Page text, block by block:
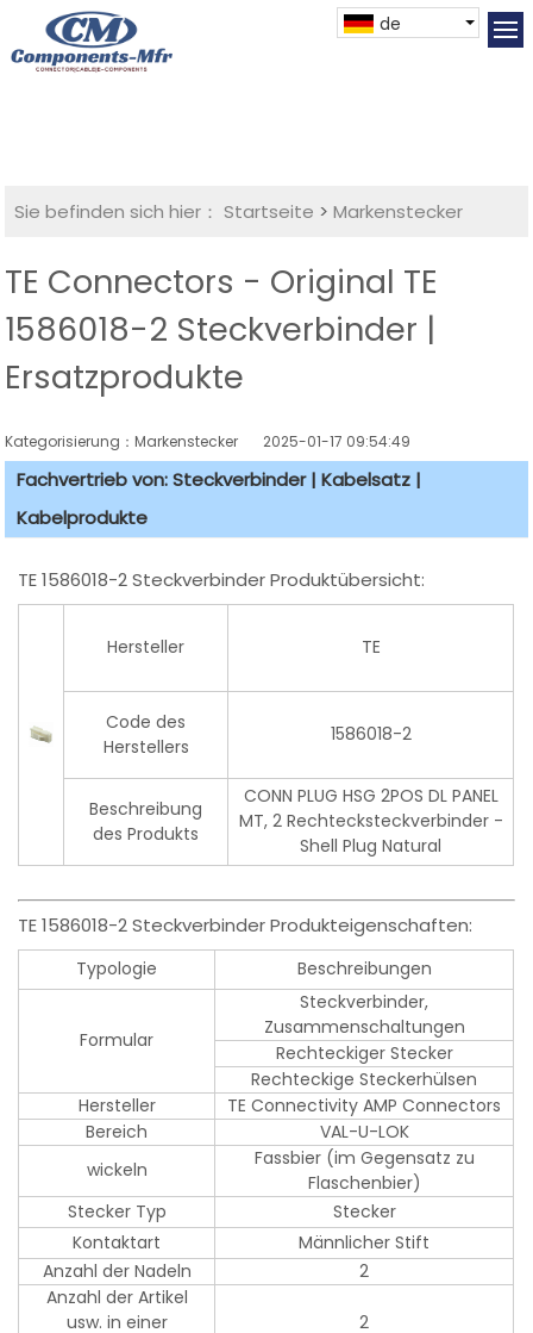
de
Sie befinden sich hier： Startseite >Markenstecker
TE Connectors - Original TE
1586018-2 Steckverbinder |
Ersatzprodukte
Kategorisierung：Markenstecker 2025-01-17 09:54:49
Fachvertrieb von: Steckverbinder | Kabelsatz |
Kabelprodukte
TE 1586018-2 Steckverbinder Produktübersicht:
Hersteller TE
Code des
Herstellers
1586018-2
Beschreibung
des Produkts
CONN PLUG HSG 2POS DL PANEL
MT, 2 Rechtecksteckverbinder -
Shell Plug Natural
TE 1586018-2 Steckverbinder Produkteigenschaften:
Typologie Beschreibungen
Formular
Steckverbinder,
Zusammenschaltungen
Rechteckiger Stecker
Rechteckige Steckerhülsen
Hersteller
TE Connectivity AMP Connectors
Bereich
VAL-U-LOK
wickeln
Fassbier (im Gegensatz zu
Flaschenbier)
Stecker Typ
Stecker
Kontaktart
Männlicher Stift
Anzahl der Nadeln
2
Anzahl der Artikel
usw. in einer
2